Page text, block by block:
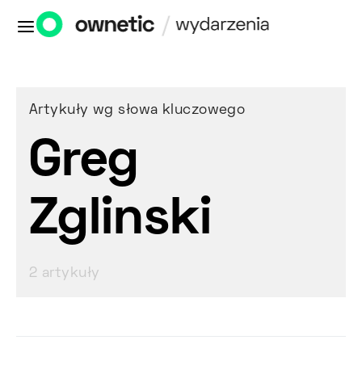
Artykuły wg słowa kluczowego
Greg
Zglinski
2 artykuły